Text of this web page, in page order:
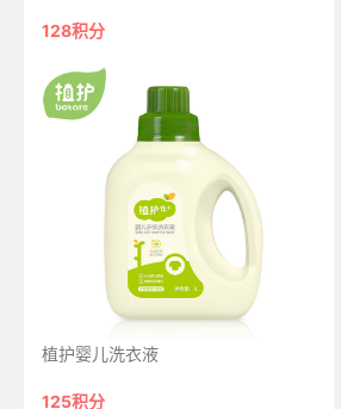
128积分
植护婴儿洗衣液
125积分